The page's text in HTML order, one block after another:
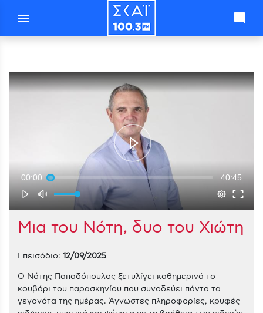
menu mode_comment
00:00 40:45
Μια του Νότη, δυο του Χιώτη
Επεισόδιο: 12/09/2025
Ο Νότης Παπαδόπουλος ξετυλίγει καθημερινά το
κουβάρι του παρασκηνίου που συνοδεύει πάντα τα
γεγονότα της ημέρας. Άγνωστες πληροφορίες, κρυφές